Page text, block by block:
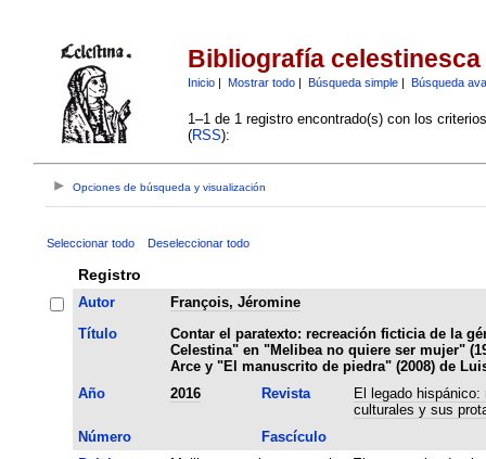
Bibliografía celestinesca
Inicio| Mostrar todo| Búsqueda simple| Búsqueda
1–1 de 1 registro encontrado(s) con los
(RSS):
Opciones de búsqueda y visualización
Seleccionar todo Deseleccionar todo
Registro
Autor
François, Jéromine
Título
Contar el paratexto: recreación ficticia de la
Celestina" en "Melibea no quiere ser mujer"
Arce y "El manuscrito de piedra" (2008) de
Año
2016 Revista
El legado
culturales y sus
Número
Fascículo